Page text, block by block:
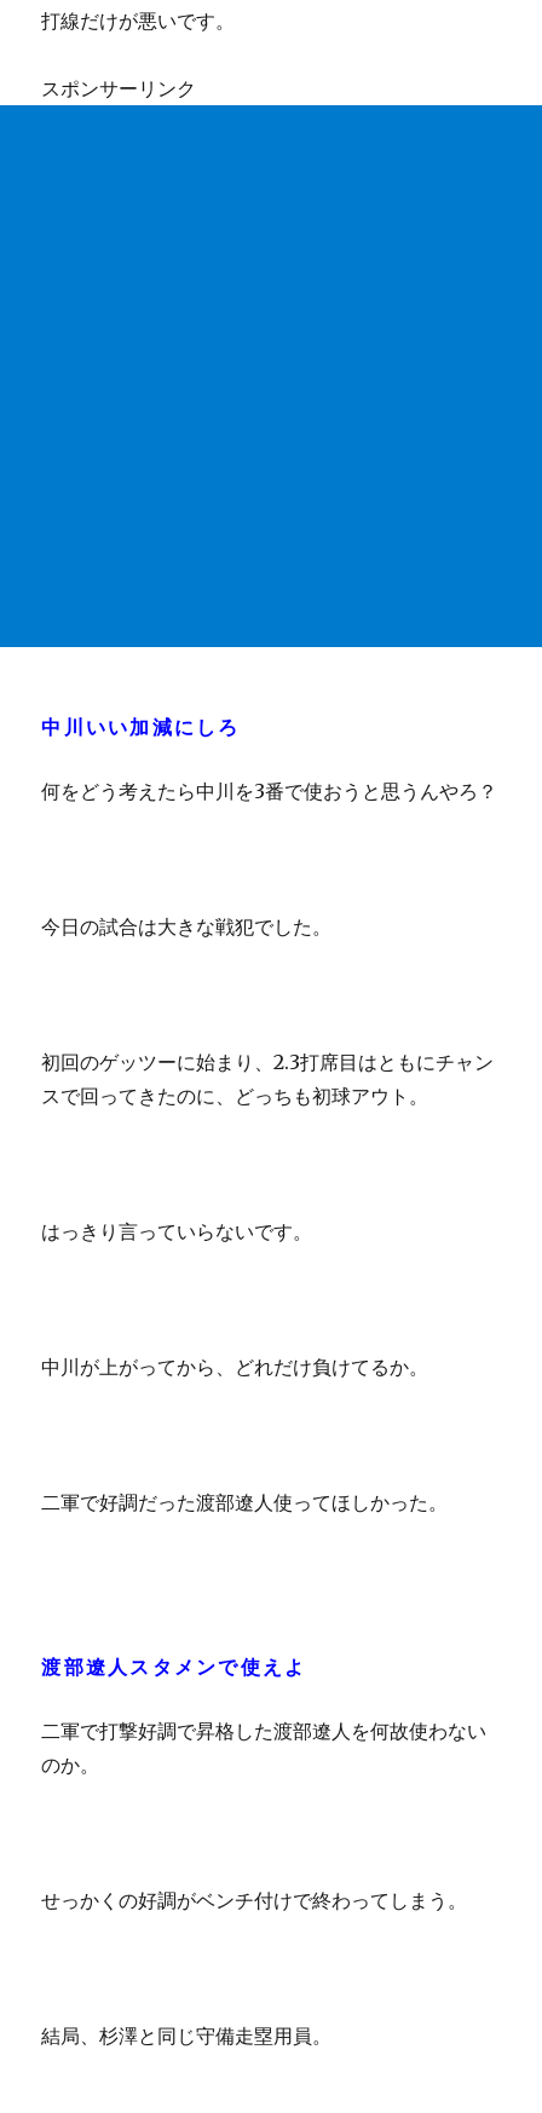
打線だけが悪いです。
スポンサーリンク
中川いい加減にしろ
何をどう考えたら中川を3番で使おうと思うんやろ？
今日の試合は大きな戦犯でした。
初回のゲッツーに始まり、2.3打席目はともにチャン
スで回ってきたのに、どっちも初球アウト。
はっきり言っていらないです。
中川が上がってから、どれだけ負けてるか。
二軍で好調だった渡部遼人使ってほしかった。
渡部遼人スタメンで使えよ
二軍で打撃好調で昇格した渡部遼人を何故使わない
のか。
せっかくの好調がベンチ付けで終わってしまう。
結局、杉澤と同じ守備走塁用員。